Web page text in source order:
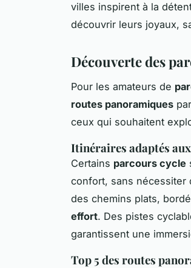
villes inspirent à la
découvrir leurs joyaux,
Découverte des
Pour les amateurs de
routes panoramiques
ceux qui souhaitent
Itinéraires adaptés
Certains parcours cycle
confort, sans nécessiter
des chemins plats,
effort. Des pistes
garantissent une
Top 5 des routes